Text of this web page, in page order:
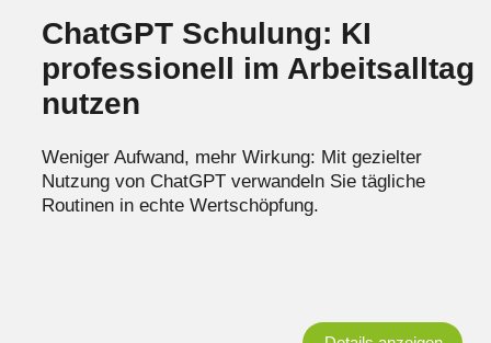
ChatGPT Schulung: KI
professionell im Arbeitsalltag
nutzen
Weniger Aufwand, mehr Wirkung: Mit gezielter
Nutzung von ChatGPT verwandeln Sie tägliche
Routinen in echte Wertschöpfung.